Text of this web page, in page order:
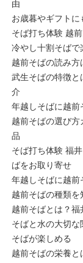
由
お歳暮やギフトに
そば打ち体験 越
冷やし十割そばで
越前そばの読み
武生そばの特徴と
介
年越しそばに越前
越前そばの選び
品
そば打ち体験 福
ばをお取り寄せ
年越しそばに越前
越前そばの種類
越前そばとは？
そばと水の大切
そばが楽しめる
越前そばの栄養